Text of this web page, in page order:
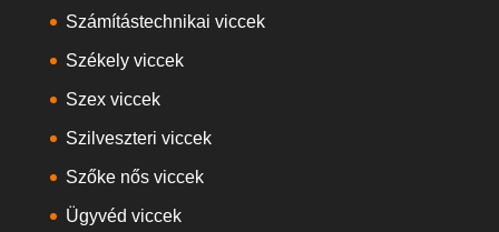
Számítástechnikai viccek
Székely viccek
Szex viccek
Szilveszteri viccek
Szőke nős viccek
Ügyvéd viccek